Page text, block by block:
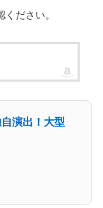
ください。
演出！大型